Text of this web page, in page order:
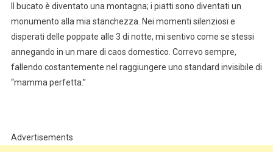
Il bucato è diventato una montagna; i piatti sono diventati un
monumento alla mia stanchezza. Nei momenti silenziosi e
disperati delle poppate alle 3 di notte, mi sentivo come se stessi
annegando in un mare di caos domestico. Correvo sempre,
fallendo costantemente nel raggiungere uno standard invisibile di
“mamma perfetta.”
Advertisements